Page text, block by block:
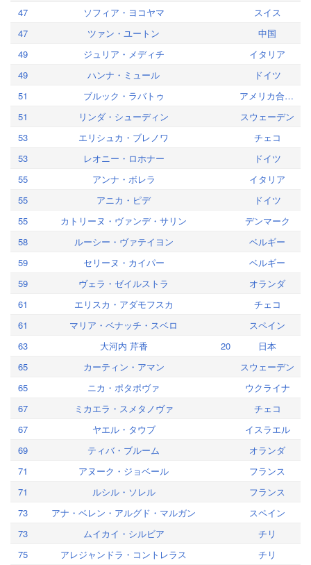
47
ソフィア・ヨコヤマ
スイス
47
ツァン・ユートン
中国
49
ジュリア・メディチ
イタリア
49
ハンナ・ミュール
ドイツ
51
ブルック・ラバトゥ
アメリカ合衆国
51
リンダ・シューディン
スウェーデン
53
エリシュカ・ブレノワ
チェコ
53
レオニー・ロホナー
ドイツ
55
アンナ・ボレラ
イタリア
55
アニカ・ピデ
ドイツ
55
カトリーヌ・ヴァンデ・サリン
デンマーク
58
ルーシー・ヴァテイヨン
ベルギー
59
セリーヌ・カイパー
ベルギー
59
ヴェラ・ゼイルストラ
オランダ
61
エリスカ・アダモフスカ
チェコ
61
マリア・ベナッチ・スベロ
スペイン
63
大河内 芹香 20
日本
65
カーティン・アマン
スウェーデン
65
ニカ・ポタポヴァ
ウクライナ
67
ミカエラ・スメタノヴァ
チェコ
67
ヤエル・タウブ
イスラエル
69
ティバ・ブルーム
オランダ
71
アヌーク・ジョベール
フランス
71
ルシル・ソレル
フランス
73
アナ・ベレン・アルグド・マルガン
スペイン
73
ムイカイ・シルビア
チリ
75
アレジャンドラ・コントレラス
チリ